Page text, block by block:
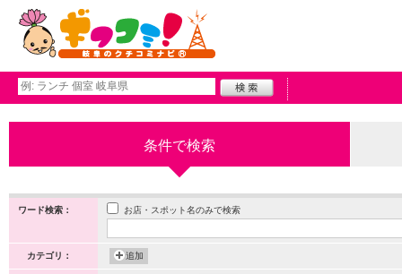
条件で検索
ワード検索： お店・スポット名のみで検索
カテゴリ： 追加